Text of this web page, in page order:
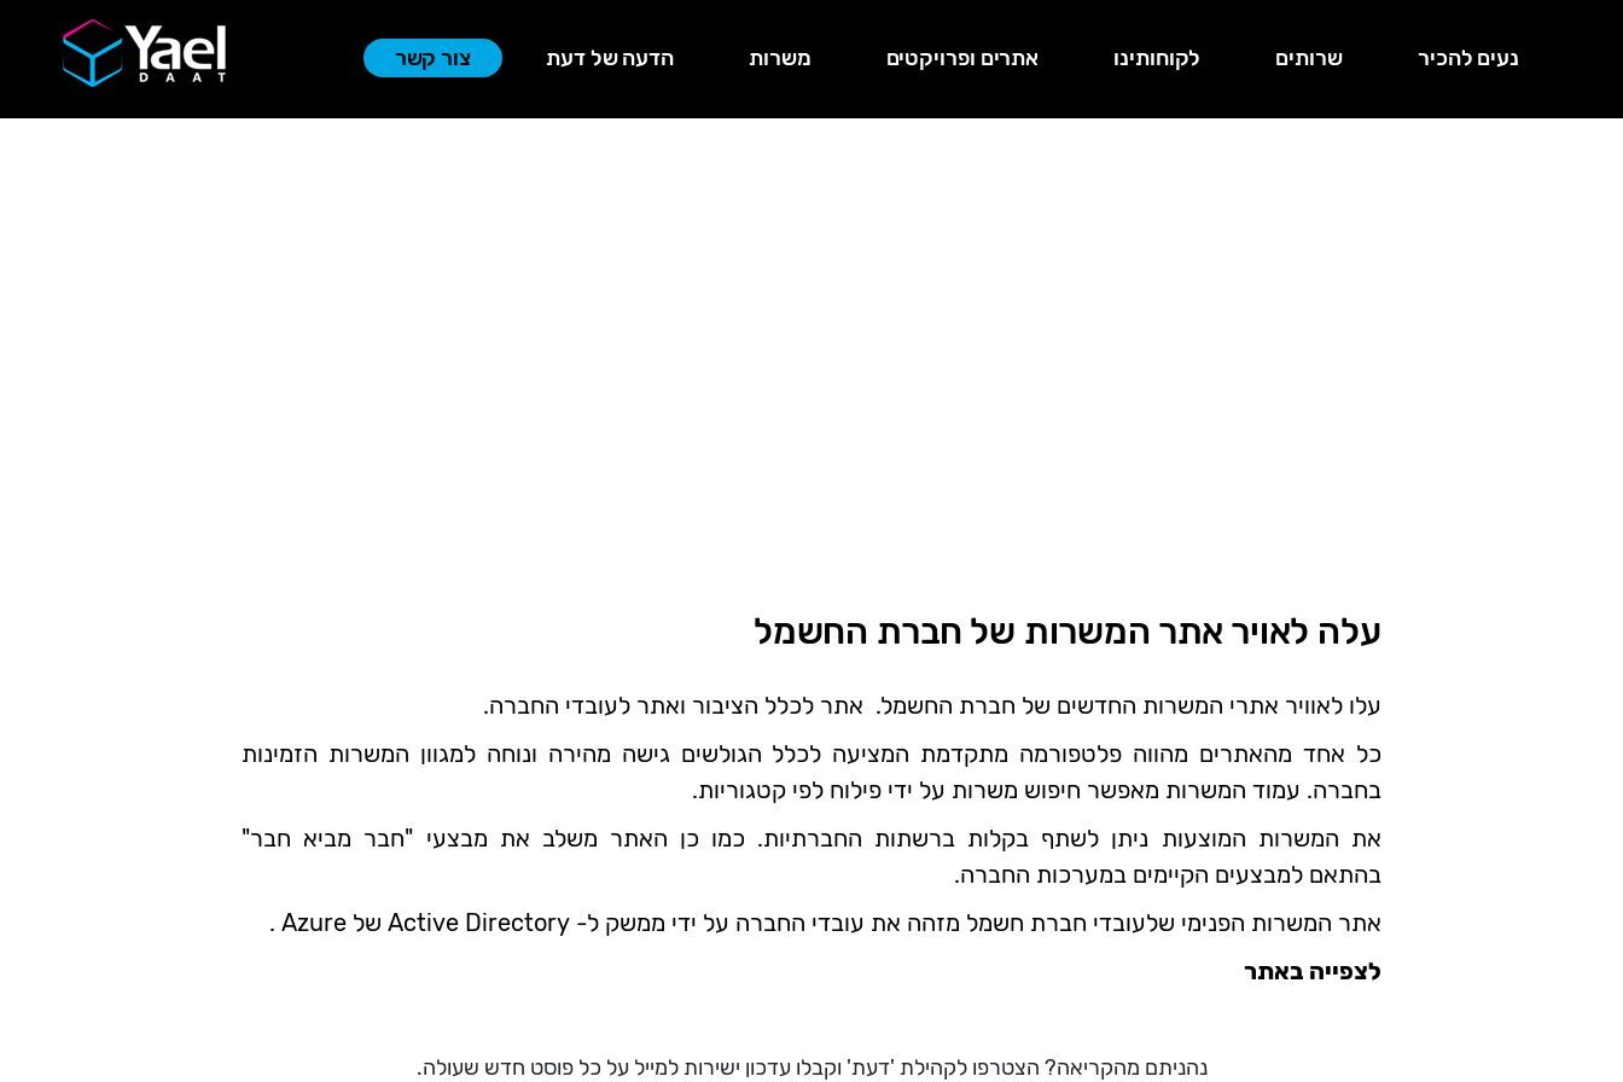
נעים להכיר שרותים לקוחותינו אתרים ופרויקטים משרות הדעה של דעת צור קשר
עלה לאויר אתר המשרות של חברת החשמל
עלו לאוויר אתרי המשרות החדשים של חברת החשמל. אתר לכלל הציבור ואתר לעובדי החברה.
כל אחד מהאתרים מהווה פלטפורמה מתקדמת המציעה לכלל הגולשים גישה מהירה ונוחה למגוון המשרות הזמינות
בחברה. עמוד המשרות מאפשר חיפוש משרות על ידי פילוח לפי קטגוריות.
את המשרות המוצעות ניתן לשתף בקלות ברשתות החברתיות. כמו כן האתר משלב את מבצעי "חבר מביא חבר"
בהתאם למבצעים הקיימים במערכות החברה.
אתר המשרות הפנימי שלעובדי חברת חשמל מזהה את עובדי החברה על ידי ממשק ל- Active Directory של Azure .
לצפייה באתר
נהניתם מהקריאה? הצטרפו לקהילת 'דעת' וקבלו עדכון ישירות למייל על כל פוסט חדש שעולה.